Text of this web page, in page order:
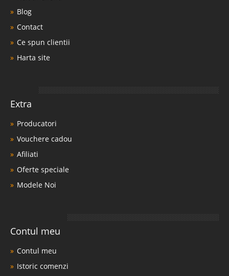
Blog
Contact
Ce spun clientii
Harta site
Extra
Producatori
Vouchere cadou
Afiliati
Oferte speciale
Modele Noi
Contul meu
Contul meu
Istoric comenzi